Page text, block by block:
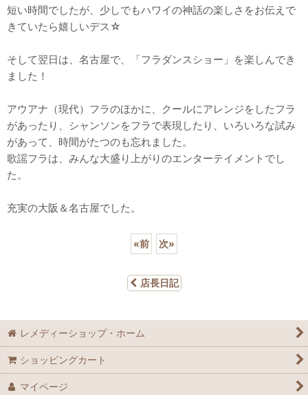
短い時間でしたが、少しでもハワイの神話の楽しさをお伝えで
きていたら嬉しいデス☆
そして翌日は、名古屋で、「フラダンスショー」を楽しんでき
ました！
アウアナ（現代）フラのほかに、クールにアレンジをしたフラ
があったり、シャンソンをフラで表現したり、いろいろな試み
があって、時間がたつのも忘れました。
歌謡フラは、みんな大盛り上がりのエンターテイメントでし
た。
充実の大阪＆名古屋でした。
«前 次»
店長日記
レメディーショップ・ホーム
ショッピングカート
マイページ